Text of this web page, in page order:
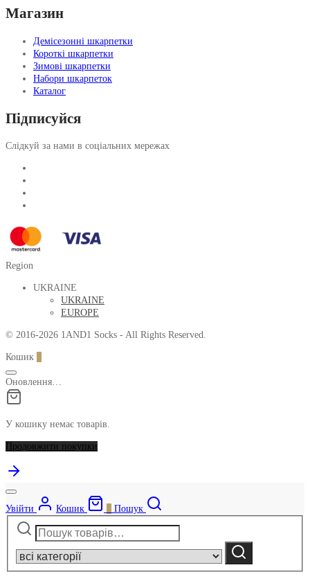
Магазин
Демісезонні шкарпетки
Короткі шкарпетки
Зимові шкарпетки
Набори шкарпеток
Каталог
Підписуйся
Слідкуй за нами в соціальних мережах
Region
UKRAINE
UKRAINE
EUROPE
© 2016-2026 1AND1 Socks - All Rights Reserved.
Кошик
Оновлення…
У кошику немає товарів.
Продовжити покупки
Увійти Кошик
Пошук
Шукати:
category:
Шукати